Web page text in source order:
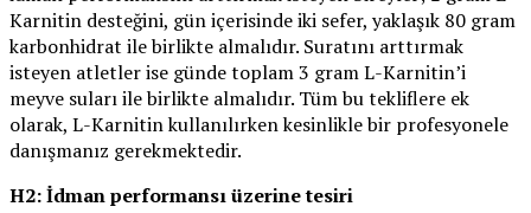
Karnitin desteğini, gün içerisinde iki sefer, yaklaşık 80 gram
karbonhidrat ile birlikte almalıdır. Suratını arttırmak
isteyen atletler ise günde toplam 3 gram L-Karnitin’i
meyve suları ile birlikte almalıdır. Tüm bu tekliflere ek
olarak, L-Karnitin kullanılırken kesinlikle bir profesyonele
danışmanız gerekmektedir.
H2: İdman performansı üzerine tesiri